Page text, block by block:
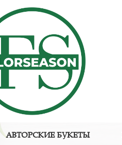
АВТОРСКИЕ БУКЕТЫ